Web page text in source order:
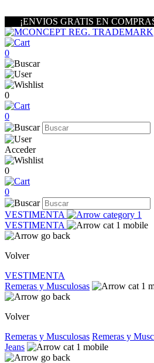
¡ENVIOS GRATIS EN
0
0
0
Acceder
0
0
VESTIMENTA
VESTIMENTA
Volver
VESTIMENTA
Remeras y Musculosas
Volver
Remeras y Musculosas Remeras y
Jeans